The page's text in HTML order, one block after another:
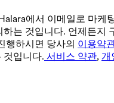
에서 이메일로 마케
하는 것입니다. 언제든지
행하시면 당사의 이용약
것입니다. 서비스 약관, 개